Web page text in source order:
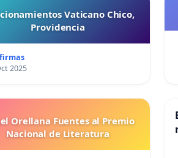
Vaticano Chico,
Providencia
2025
Orellana Fuentes al Premio
Nacional de Literatura